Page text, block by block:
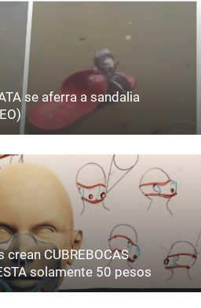
se aferra a sandalia
CUBREBOCAS
solamente 50 pesos